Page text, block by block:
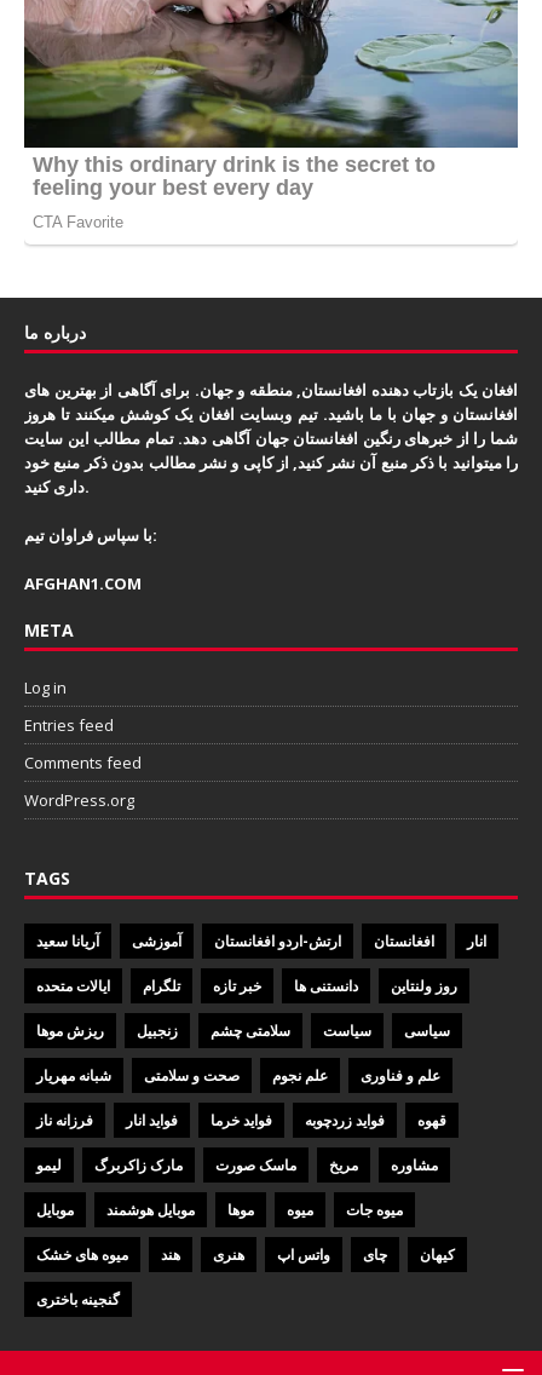
درباره ما
افغان یک بازتاب دهنده افغانستان, منطقه و جهان. برای آگاهی از بهترین های
افغانستان و جهان با ما باشید. تیم وبسایت افغان یک کوشش میکنند تا هروز
شما را از خبرهای رنگین افغانستان جهان آگاهی دهد. تمام مطالب این سایت
را میتوانید با ذکر منبع آن نشر کنید, از کاپی و نشر مطالب بدون ذکر منبع خود
داری کنید.
با سپاس فراوان تیم:
AFGHAN1.COM
META
Log in
Entries feed
Comments feed
WordPress.org
TAGS
آریانا سعید آموزشی ارتش-اردو افغانستان افغانستان انار
ایالات متحده تلگرام خبر تازه دانستنی ها روز ولنتاین
ریزش موها زنجبیل سلامتی چشم سیاست سیاسی
شبانه مهریار صحت و سلامتی علم نجوم علم و فناوری
فرزانه ناز فواید انار فواید خرما فواید زردچوبه قهوه
لیمو مارک زاکربرگ ماسک صورت مریخ مشاوره
موبایل موبایل هوشمند موها میوه میوه جات
میوه های خشک هند هنری واتس اپ چای کیهان
گنجینه باختری